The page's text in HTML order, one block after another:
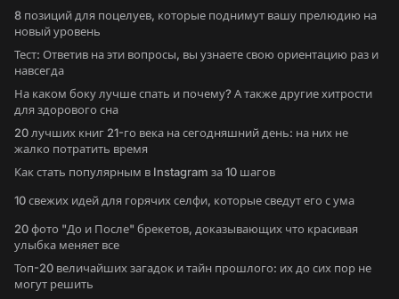
8 позиций для поцелуев, которые поднимут вашу прелюдию на
новый уровень
Тест: Ответив на эти вопросы, вы узнаете свою ориентацию раз и
навсегда
На каком боку лучше спать и почему? А также другие хитрости
для здорового сна
20 лучших книг 21-го века на сегодняшний день: на них не
жалко потратить время
Как стать популярным в Instagram за 10 шагов
10 свежих идей для горячих селфи, которые сведут его с ума
20 фото "До и После" брекетов, доказывающих что красивая
улыбка меняет все
Топ-20 величайших загадок и тайн прошлого: их до сих пор не
могут решить